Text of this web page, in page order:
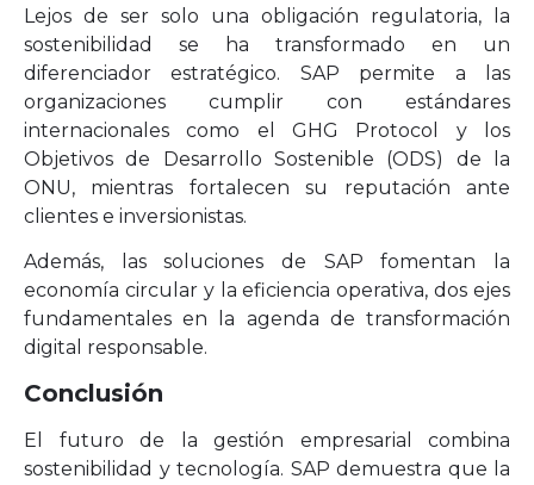
Lejos de ser solo una obligación regulatoria, la
sostenibilidad se ha transformado en un
diferenciador estratégico. SAP permite a las
organizaciones cumplir con estándares
internacionales como el GHG Protocol y los
Objetivos de Desarrollo Sostenible (ODS) de la
ONU, mientras fortalecen su reputación ante
clientes e inversionistas.
Además, las soluciones de SAP fomentan la
economía circular y la eficiencia operativa, dos ejes
fundamentales en la agenda de transformación
digital responsable.
Conclusión
El futuro de la gestión empresarial combina
sostenibilidad y tecnología. SAP demuestra que la